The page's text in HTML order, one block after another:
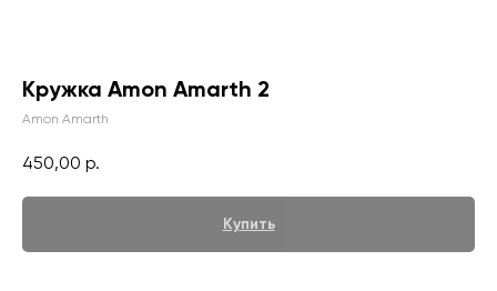
Кружка Amon Amarth 2
Amon Amarth
450,00 р.
Купить